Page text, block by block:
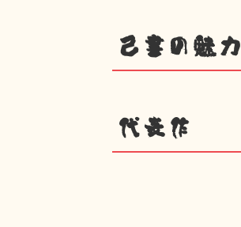
己書の魅力
代表作